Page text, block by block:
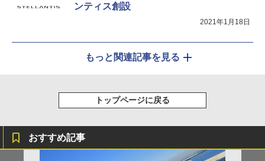
ンティス創設
2021年1月18日
もっと関連記事を見る
トップページに戻る
おすすめ記事